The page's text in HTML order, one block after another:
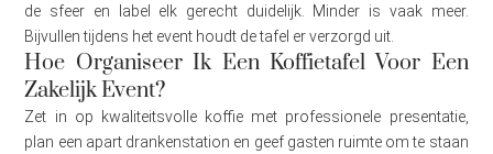
de sfeer en label elk gerecht duidelijk. Minder is vaak meer.
Bijvullen tijdens het event houdt de tafel er verzorgd uit.
Hoe Organiseer Ik Een Koffietafel Voor Een
Zakelijk Event?
Zet in op kwaliteitsvolle koffie met professionele presentatie,
plan een apart drankenstation en geef gasten ruimte om te staan